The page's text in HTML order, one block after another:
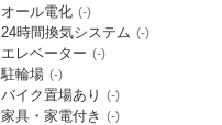
オール電化 (-)
24時間換気システム (-)
エレベーター (-)
駐輪場 (-)
バイク置場あり (-)
家具・家電付き (-)